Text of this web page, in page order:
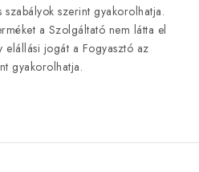
szerint gyakorolhatja.
a Szolgáltató nem látta el
elállási jogát a Fogyasztó az
gyakorolhatja.